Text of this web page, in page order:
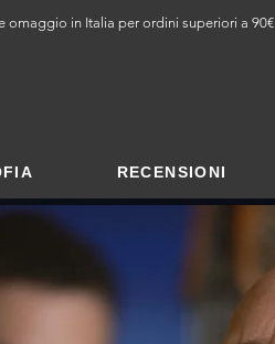
omaggio in Italia per ordini superiori a 90€
RECENSIONI